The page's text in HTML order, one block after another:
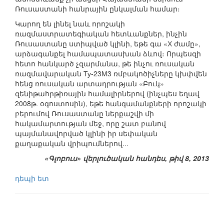
Ռուսաստանի հանրային ընկալման համար։
Կարող են լինել նաև որոշակի
ռազմաստրատեգիական հետևանքներ, ինչին
Ռուսաստանը ստիպված կլինի, եթե գա «Х ժամը»,
արձագանքել համապատասխան ձևով։ Որպեսզի
հետո հանկարծ չզարմանա, թե ինչու ռուսական
ռազմավարական Ту-23М3 ռմբակոծիչները կխփվեն
հենց ռուսական արտադրության «Բուկ»
զենիթահրթիռային համալիրներով (ինչպես եղավ
2008թ. օգոստոսին), եթե հանգամանքների որոշակի
բերումով Ռուսաստանը ներքաշվի մի
հակամարտության մեջ, որը շատ բանով
պայմանավորված կլինի իր սեփական
քաղաքական վրիպումներով...
«Գլոբուս» վերլուծական հանդես, թիվ 8, 2013
դեպի ետ